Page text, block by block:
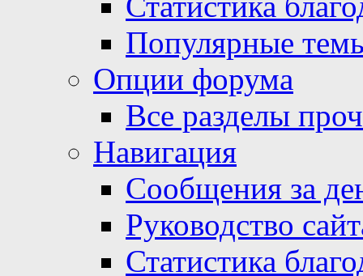
Популярные
Опции форума
Все разделы
Навигация
Сообщения за
Руководство
Статистика